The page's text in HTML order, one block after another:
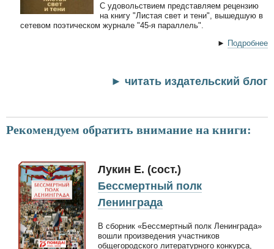
С удовольствием представляем рецензию
на книгу "Листая свет и тени", вышедшую в
сетевом поэтическом журнале "45-я параллель".
► Подробнее
► читать издательский блог
Рекомендуем обратить внимание на книги:
Лукин Е. (сост.)
Бессмертный полк
Ленинграда
В сборник «Бессмертный полк Ленинграда»
вошли произведения участников
общегородского литературного конкурса,